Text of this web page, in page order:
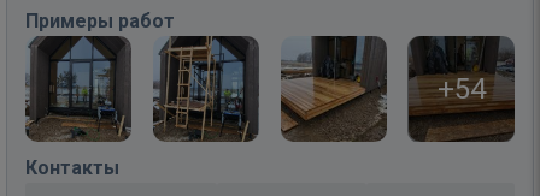
Примеры работ
+54
Контакты